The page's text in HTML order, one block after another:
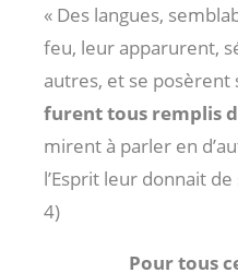
« Des langues,
feu, leur apparurent,
autres, et se posèrent
furent tous remplis
mirent à parler en
l’Esprit leur donnait
4)
Pour tous